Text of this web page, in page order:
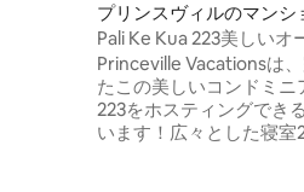
プリンスヴィルのマンシ
パート
Pali Ke Kua 223美しいオ
バリ海の眺め
Princeville Vacationsは
たこの美しいコンドミニ
223をホスティングでき
います！広々とした寝室
パノラマオーシャンビュ